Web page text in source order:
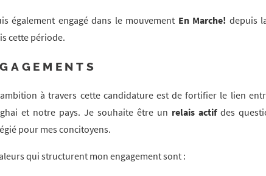
également engagé dans le mouvement En Marche! depuis
cette période.
à travers cette candidature est de fortifier le lien
et notre pays. Je souhaite être un relais actifdes
pour mes concitoyens.
qui structurent mon engagement sont :